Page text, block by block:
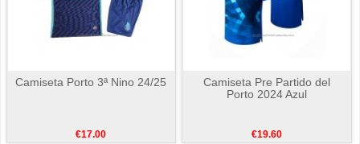
Camiseta Porto 3ª Nino 24/25
€17.00
Camiseta Pre Partido del
Porto 2024 Azul
€19.60